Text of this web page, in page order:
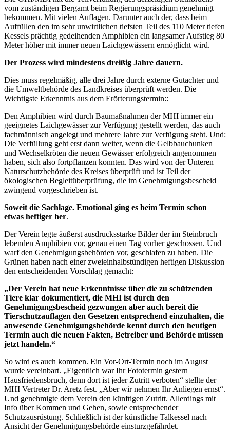
vom zuständigen Bergamt beim Regierungspräsidium genehmigt
bekommen. Mit vielen Auflagen. Darunter auch der, dass beim
Auffüllen den im sehr unwirtlichen tiefsten Teil des 110 Meter tiefen
Kessels prächtig gedeihenden Amphibien ein langsamer Aufstieg 80
Meter höher mit immer neuen Laichgewässern ermöglicht wird.
Der Prozess wird mindestens dreißig Jahre dauern.
Dies muss regelmäßig, alle drei Jahre durch externe Gutachter und
die Umweltbehörde des Landkreises überprüft werden. Die
Wichtigste Erkenntnis aus dem Erörterungstermin::
Den Amphibien wird durch Baumaßnahmen der MHI immer ein
geeignetes Laichgewässer zur Verfügung gestellt werden, das auch
fachmännisch angelegt und mehrere Jahre zur Verfügung steht. Und:
Die Verfüllung geht erst dann weiter, wenn die Gelbbauchunken
und Wechselkröten die neuen Gewässer erfolgreich angenommen
haben, sich also fortpflanzen konnten. Das wird von der Unteren
Naturschutzbehörde des Kreises überprüft und ist Teil der
ökologischen Begleitüberprüfung, die im Genehmigungsbescheid
zwingend vorgeschrieben ist.
Soweit die Sachlage. Emotional ging es beim Termin schon
etwas heftiger her.
Der Verein legte äußerst ausdrucksstarke Bilder der im Steinbruch
lebenden Amphibien vor, genau einen Tag vorher geschossen. Und
warf den Genehmigungsbehörden vor, geschlafen zu haben. Die
Grünen haben nach einer zweieinhalbstündigen heftigen Diskussion
den entscheidenden Vorschlag gemacht:
„Der Verein hat neue Erkenntnisse über die zu schützenden
Tiere klar dokumentiert, die MHI ist durch den
Genehmigungsbescheid gezwungen aber auch bereit die
Tierschutzauflagen den Gesetzen entsprechend einzuhalten, die
anwesende Genehmigungsbehörde kennt durch den heutigen
Termin auch die neuen Fakten, Betreiber und Behörde müssen
jetzt handeln.“
So wird es auch kommen. Ein Vor-Ort-Termin noch im August
wurde vereinbart. „Eigentlich war Ihr Fototermin gestern
Hausfriedensbruch, denn dort ist jeder Zutritt verboten“ stellte der
MHI Vertreter Dr. Aretz fest. „Aber wir nehmen Ihr Anliegen ernst“.
Und genehmigte dem Verein den künftigen Zutritt. Allerdings mit
Info über Kommen und Gehen, sowie entsprechender
Schutzausrüstung. Schließlich ist der künstliche Talkessel nach
Ansicht der Genehmigungsbehörde einsturzgefährdet.